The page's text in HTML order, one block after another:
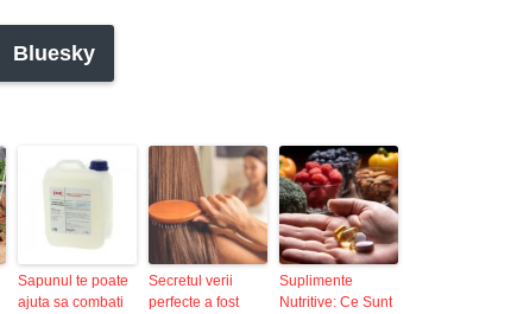
Bluesky
Sapunul te poate
ajuta sa combati
Secretul verii
perfecte a fost
Suplimente
Nutritive: Ce Sunt